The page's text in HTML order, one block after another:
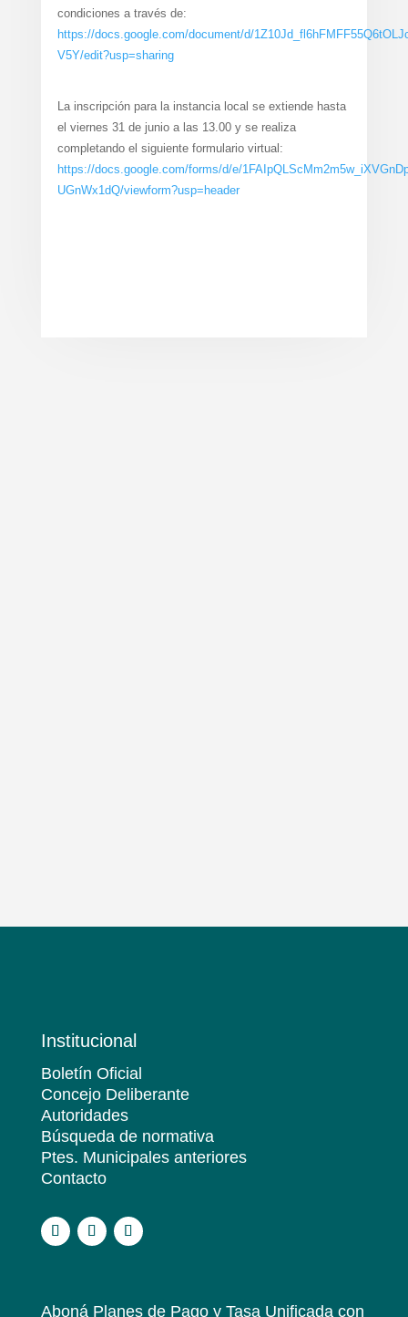
condiciones a través de:
https://docs.google.com/document/d/
V5Y/edit?usp=sharing
La inscripción para la instancia local se extiende hasta
el viernes 31 de junio a las 13.00 y se realiza
completando el siguiente formulario virtual:
https://docs.google.com/forms/d/e/
UGnWx1dQ/viewform?usp=header
Institucional
Boletín Oficial
Concejo Deliberante
Autoridades
Búsqueda de normativa
Ptes. Municipales anteriores
Contacto
Aboná Planes de Pago y Tasa Unificadacon